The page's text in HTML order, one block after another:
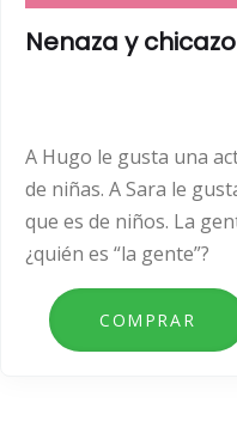
Nenaza y chicazo
A Hugo le gusta una
de niñas. A Sara le
que es de niños. La
¿quién es “la gente”?